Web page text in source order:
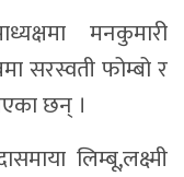
मनकुमारी
सरस्वती फोम्बो र
छन् ।
लिम्बू,लक्ष्मी